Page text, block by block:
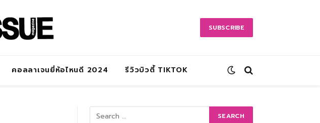
SUBSCRIBE
คอลลาเจนยี่ห้อไหนดี 2024 รีวิวบิวตี้ TIKTOK